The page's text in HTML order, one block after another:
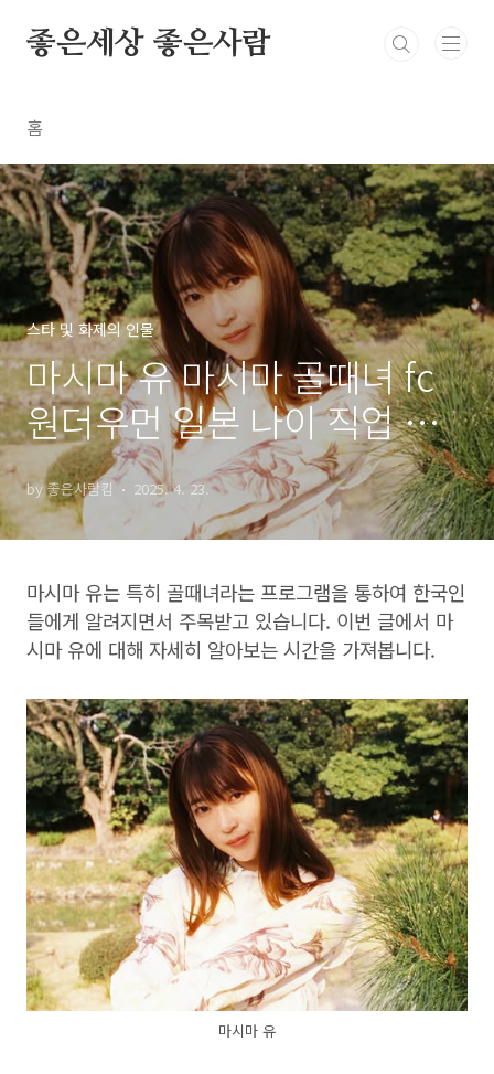
좋은세상 좋은사람
홈
스타 및 화제의 인물
마시마 유 마시마 골때녀 fc
원더우먼 일본 나이 직업 작
품 프로필 키
by 좋은사람킴 2025. 4. 23.
마시마 유는 특히 골때녀라는 프로그램을 통하여 한국인
들에게 알려지면서 주목받고 있습니다. 이번 글에서 마
시마 유에 대해 자세히 알아보는 시간을 가져봅니다.
마시마 유